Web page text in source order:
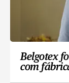
Belgotex
com